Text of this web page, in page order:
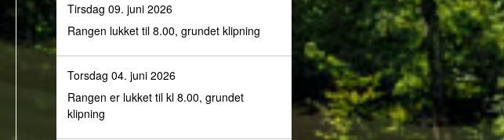
Tirsdag 09. juni 2026
Rangen lukket til 8.00, grundet klipning
Torsdag 04. juni 2026
Rangen er lukket til kl 8.00, grundet
klipning